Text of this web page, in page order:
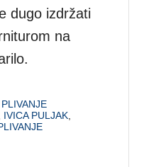
dugo izdržati
na
IVICA PULJAK,